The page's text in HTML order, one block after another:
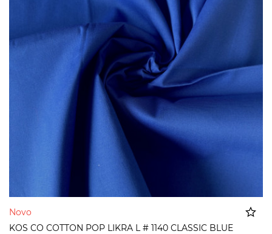
Novo
KOS CO COTTON POP LIKRA L # 1140 CLASSIC BLUE